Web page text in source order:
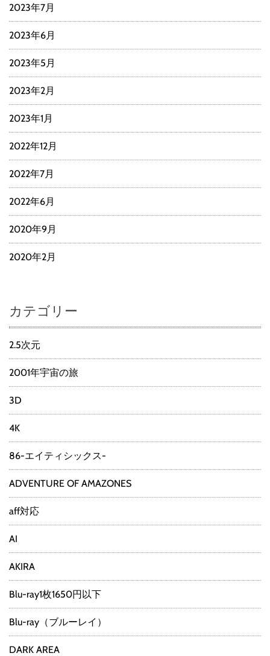
2023年7月
2023年6月
2023年5月
2023年2月
2023年1月
2022年12月
2022年7月
2022年6月
2020年9月
2020年2月
カテゴリー
2.5次元
2001年宇宙の旅
3D
4K
86-エイティシックス-
ADVENTURE OF AMAZONES
aff対応
AI
AKIRA
Blu-ray1枚1650円以下
Blu-ray（ブルーレイ）
DARK AREA